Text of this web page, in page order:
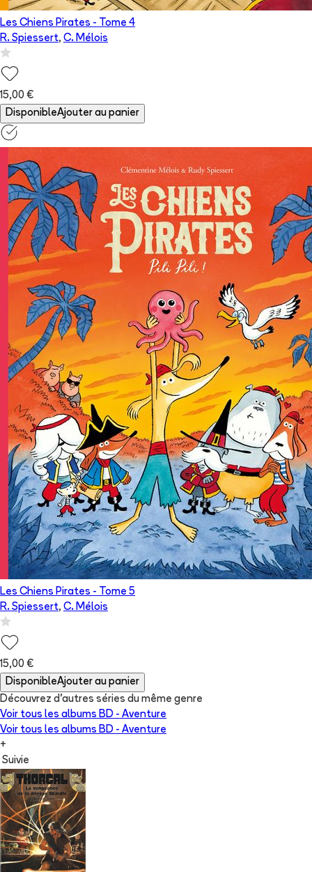
Les Chiens Pirates - Tome 4
R. Spiessert, C. Mélois
15,00 €
DisponibleAjouter au panier
Les Chiens Pirates - Tome 5
R. Spiessert, C. Mélois
15,00 €
DisponibleAjouter au panier
Découvrez d'autres séries du même genre
Voir tous les albums BD - Aventure
Voir tous les albums BD - Aventure
+
Suivie